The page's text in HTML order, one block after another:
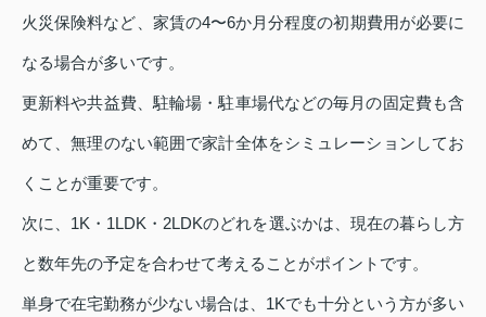
火災保険料など、家賃の4〜6か月分程度の初期費用が必要に
なる場合が多いです。
更新料や共益費、駐輪場・駐車場代などの毎月の固定費も含
めて、無理のない範囲で家計全体をシミュレーションしてお
くことが重要です。
次に、1K・1LDK・2LDKのどれを選ぶかは、現在の暮らし方
と数年先の予定を合わせて考えることがポイントです。
単身で在宅勤務が少ない場合は、1Kでも十分という方が多い